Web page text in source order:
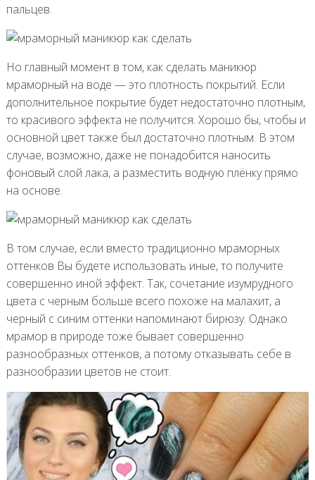
пальцев.
Но главный момент в том, как сделать маникюр
мраморный на воде — это плотность покрытий. Если
дополнительное покрытие будет недостаточно плотным,
то красивого эффекта не получится. Хорошо бы, чтобы и
основной цвет также был достаточно плотным. В этом
случае, возможно, даже не понадобится наносить
фоновый слой лака, а разместить водную плёнку прямо
на основе.
В том случае, если вместо традиционно мраморных
оттенков Вы будете использовать иные, то получите
совершенно иной эффект. Так, сочетание изумрудного
цвета с черным больше всего похоже на малахит, а
черный с синим оттенки напоминают бирюзу. Однако
мрамор в природе тоже бывает совершенно
разнообразных оттенков, а потому отказывать себе в
разнообразии цветов не стоит.